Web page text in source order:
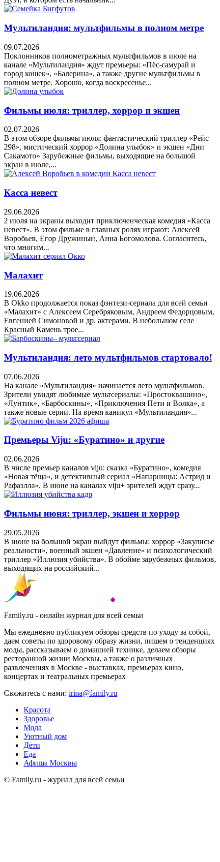
Мультиландия: мультфильмы в полном метре
09.07.2026
Поклонников полнометражных мультфильмов в июле на
канале «Мультиландия» ждут премьеры: «Пёс-самурай и
город кошек», «Балерина», а также другие мультфильмы в
полном метре. Хорошо, когда воскресенье...
Фильмы июля: триллер, хоррор и экшен
02.07.2026
В этом обзоре фильмы июля: фантастический триллер «Рейс
298», мистический хоррор «Долина улыбок» и экшен «Дни
Сакамото» Зарубежные фильмы, выходящие на большой
экран в июле,...
Касса невест
29.06.2026
2 июля на экраны выходит приключенческая комедия «Касса
невест». В этом фильме в главных ролях играют: Алексей
Воробьев, Егор Дружинын, Анна Богомолова. Согласитесь,
что многим...
Малахит
19.06.2026
В Okko продолжается показ фэнтези-сериала для всей семьи
«Малахит» с Алексеем Серебряковым, Андреем Федорцовым,
Евгенией Симоновой и др. актерами. В небольшом селе
Красный Камень трое...
Мультиландия: лето мультфильмов стартовало!
07.06.2026
На канале «Мультиландия» начинается лето мультфильмов.
Зрители увидят любимые мультсериалы: «Простоквашино»,
«Лунтик», «Барбоскины», «Приключения Пети и Волка», а
также новые серии. На время каникул «Мультиландия»...
Премьеры Viju: «Буратино» и другие
02.06.2026
В числе премьер каналов viju: сказка «Буратино», комедия
«Новая тёща», и детективный сериал «Напарницы: Астрид и
Рафаэлла». В июне на каналах viju+ зрителей ждут сразу...
Фильмы июня: триллер, экшен и хоррор
29.05.2026
В июне на большой экран выйдут фильмы: хоррор «Закулисье
реальности», военный экшен «Давление» и психологический
триллер «Иллюзия убийства». В обойме зарубежных фильмов,
выходящих на российский...
Family.ru - онлайн журнал для всей семьи
Мы ежедневно публикуем обзоры средств по уходу за собой,
даем советы по здоровому образу жизни, пишем о тенденциях
моды, рассказываем о домашней технике, делаем обзоры
ресторанной жизни Москвы, а также о различных
развлечениях в Москве - выставках, премьерах кино,
концертах и театральных премьерах
Свяжитесь с нами: irina@family.ru
Красота
Здоровье
Мода
Уютный дом
Дети
Еда
Афиша Москвы
© Family.ru - журнал для всей семьи